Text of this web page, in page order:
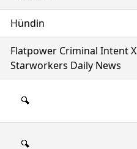
Hündin
Flatpower Criminal Intent X
Starworkers Daily News